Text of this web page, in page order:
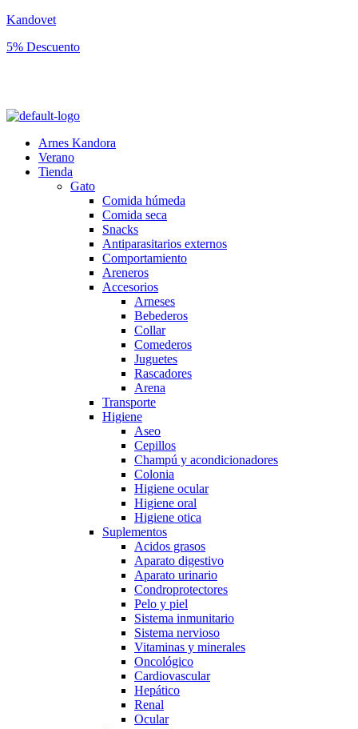
Kandovet
5% Descuento
Arnes Kandora
Verano
Tienda
Gato
Comida húmeda
Comida seca
Snacks
Antiparasitarios externos
Comportamiento
Areneros
Accesorios
Arneses
Bebederos
Collar
Comederos
Juguetes
Rascadores
Arena
Transporte
Higiene
Aseo
Cepillos
Champú y acondicionadores
Colonia
Higiene ocular
Higiene oral
Higiene otica
Suplementos
Acidos grasos
Aparato digestivo
Aparato urinario
Condroprotectores
Pelo y piel
Sistema inmunitario
Sistema nervioso
Vitaminas y minerales
Oncológico
Cardiovascular
Hepático
Renal
Ocular